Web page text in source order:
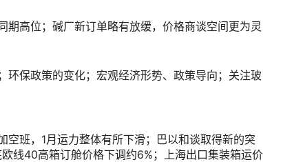
高位；碱厂新订单略有放缓，价格商谈空间更为灵
环保政策的变化；宏观经济形势、政策导向；关注玻
班，1月运力整体有所下滑；巴以和谈取得新的突
线40高箱订舱价格下调约6%；上海出口集装箱运价